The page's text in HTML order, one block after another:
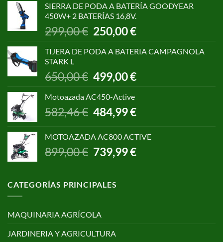
era:
1.055,00 €.
es:
SIERRA DE PODA A BATERÍA GOODYEAR
450W+ 2 BATERÍAS 16,8V.
299,00€ El
precio
original
299,00 €.
250,00€El
precio
actual
250,00 €.
TIJERA DE PODA A BATERIA CAMPAGNOLA
STARK L
650,00€
El
precio
original
650,00 €.
499,00€El
precio
499,00 €.
Motoazada AC450-Active
582,46€
El
precio
era:
582,46 €.
484,99€El
precio
es:
484,99 €.
MOTOAZADA AC800 ACTIVE
899,00€ El
precio
era:
899,00 €.
739,99€El
precio
CATEGORÍAS PRINCIPALES
MAQUINARIA AGRÍCOLA
JARDINERIA Y AGRICULTURA